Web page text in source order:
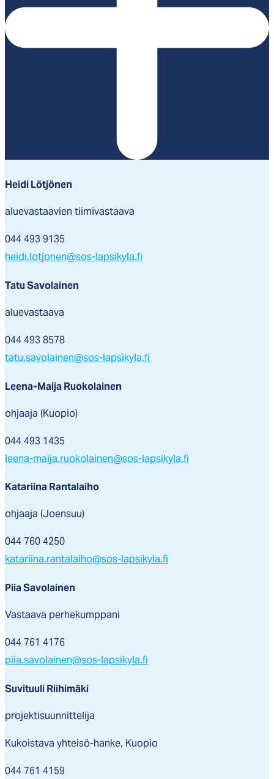
Heidi Lötjönen
aluevastaavien tiimivastaava
044 493 9135
heidi.lotjonen@sos-lapsikyla.fi
Tatu Savolainen
aluevastaava
044 493 8578
tatu.savolainen@sos-lapsikyla.fi
Leena-Maija Ruokolainen
ohjaaja (Kuopio)
044 493 1435
leena-maija.ruokolainen@sos-lapsikyla.fi
Katariina Rantalaiho
ohjaaja (Joensuu)
044 760 4250
katariina.rantalaiho@sos-lapsikyla.fi
Piia Savolainen
Vastaava perhekumppani
044 761 4176
piia.savolainen@sos-lapsikyla.fi
Suvituuli Riihimäki
projektisuunnittelija
Kukoistava yhteisö-hanke, Kuopio
044 761 4159